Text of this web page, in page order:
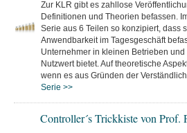
Zur KLR gibt es zahllose
Definitionen und Theorien befassen.
Serie aus 6 Teilen so konzipiert, dass
Anwendbarkeit im Tagesgeschäft
Unternehmer in kleinen Betrieben
Nutzwert bietet. Auf theoretische
wenn es aus Gründen der
Serie >>
Controller´s Trickkiste von Prof.